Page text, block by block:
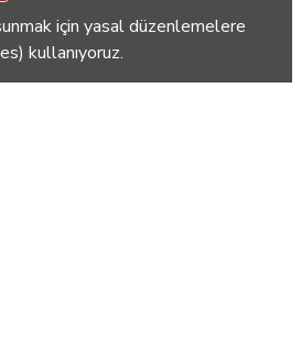
için yasal düzenlemelere
kullanıyoruz.